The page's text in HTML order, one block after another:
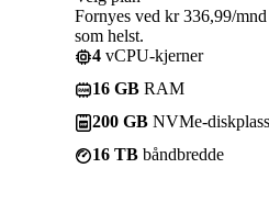
Fornyes ved kr 336,99/
som helst.
4 vCPU-kjerner
16 GB RAM
200 GB NVMe-diskplass
16 TB båndbredde